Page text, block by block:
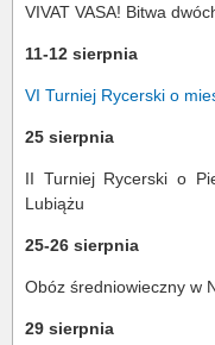
VIVAT VASA! Bitwa
11-12 sierpnia
VI Turniej Rycerski o
25 sierpnia
II Turniej Rycerski o
Lubiążu
25-26 sierpnia
Obóz średniowieczny w
29 sierpnia